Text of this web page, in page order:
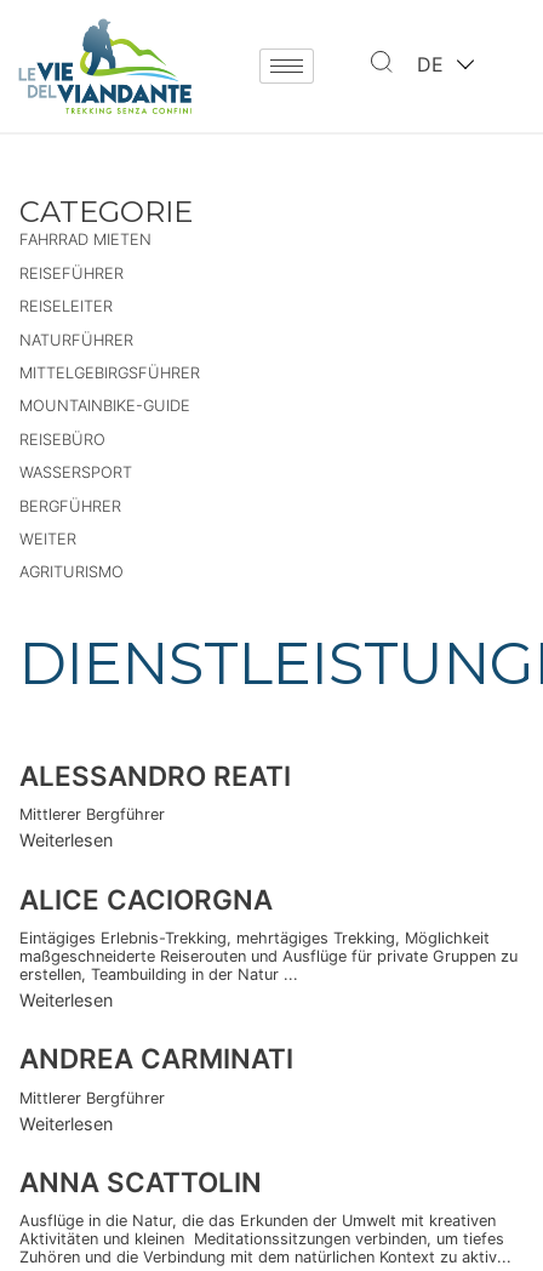
DE
ALESSANDRO REATI
Mittlerer Bergführer
Weiterlesen
ALICE CACIORGNA
Eintägiges Erlebnis-Trekking, mehrtägiges Trekking, Möglichkeit
maßgeschneiderte Reiserouten und Ausflüge für private Gruppen zu
erstellen, Teambuilding in der Natur ...
Weiterlesen
ANDREA CARMINATI
Mittlerer Bergführer
Weiterlesen
ANNA SCATTOLIN
Ausflüge in die Natur, die das Erkunden der Umwelt mit kreativen
Aktivitäten und kleinen Meditationssitzungen verbinden, um tiefes
Zuhören und die Verbindung mit dem natürlichen Kontext zu aktiv...
CATEGORIE
FAHRRAD MIETEN
REISEFÜHRER
REISELEITER
NATURFÜHRER
MITTELGEBIRGSFÜHRER
MOUNTAINBIKE-GUIDE
REISEBÜRO
WASSERSPORT
BERGFÜHRER
WEITER
AGRITURISMO